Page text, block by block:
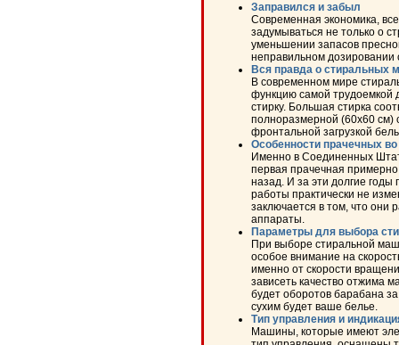
Заправился и забыл
Современная экономика,
задумываться не только о
уменьшении запасов
неправильном дозировании
Вся правда о стиральных
В современном мире
функцию самой
стирку. Большая стирка
полноразмерной (60x60 см)
фронтальной загрузкой
Особенности прачечных
Именно в Соединенных
первая прачечная
назад. И за эти долгие годы
работы практически не
заключается в том, что они
аппараты.
Параметры для выбора
При выборе стиральной
особое внимание на
именно от скорости
зависеть качество отжима
будет оборотов барабана
сухим будет ваше белье.
Тип управления и
Машины, которые имеют